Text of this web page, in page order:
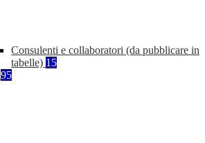
Consulenti e collaboratori (da pubblicare in
tabelle) 15
95